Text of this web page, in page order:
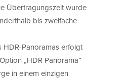
Übertragungszeit wurde
bis zweifache
HDR-Panoramas erfolgt
„HDR Panorama“
in einem einzigen